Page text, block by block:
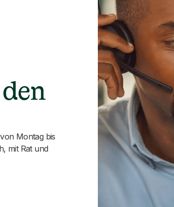
Montag bis
mit Rat und